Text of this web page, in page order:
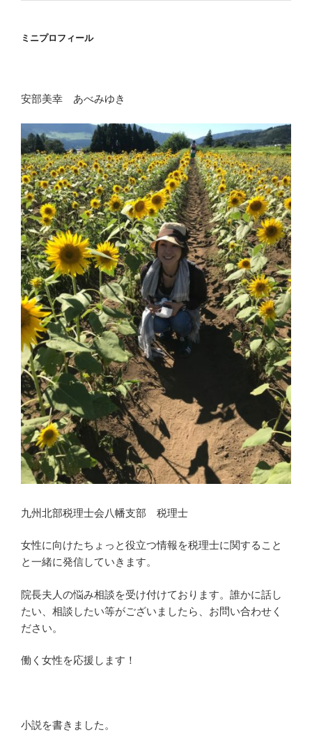
ミニプロフィール
安部美幸 あべみゆき
九州北部税理士会八幡支部 税理士
女性に向けたちょっと役立つ情報を税理士に関すること
と一緒に発信していきます。
院長夫人の悩み相談を受け付けております。誰かに話し
たい、相談したい等がございましたら、お問い合わせく
ださい。
働く女性を応援します！
小説を書きました。